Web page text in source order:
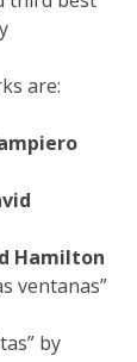
are:
Hamilton
ventanas”
by